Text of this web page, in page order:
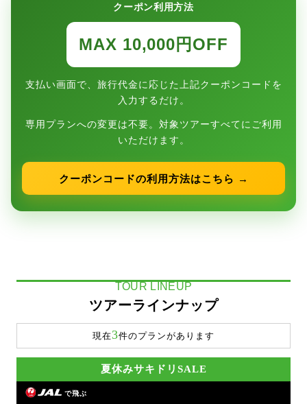
クーポン利用方法
MAX 10,000円OFF
支払い画面で、旅行代金に応じた上記クーポンコードを
入力するだけ。
専用プランへの変更は不要。対象ツアーすべてにご利用
いただけます。
クーポンコードの利用方法はこちら →
TOUR LINEUP
ツアーラインナップ
現在3件のプランがあります
夏休みサキドリSALE
で飛ぶ